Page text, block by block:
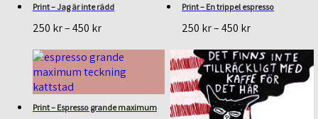
Print – Jag är inte rädd
250 kr–450 krPrisintervall:
till
450 kr
Print – En trippel espresso
250 kr–450 krPrisintervall:
till
450 kr
Print – Espresso grande maximum